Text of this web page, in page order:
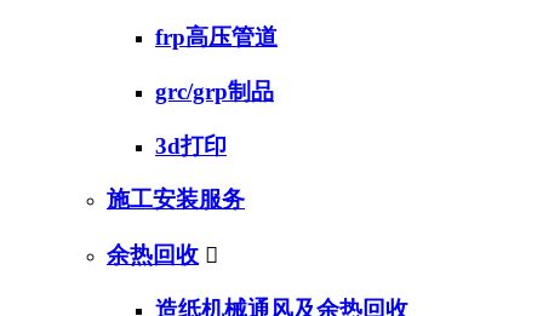
frp高压管道
grc/grp制品
3d打印
施工安装服务
余热回收 
造纸机械通风及余热回收